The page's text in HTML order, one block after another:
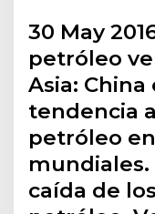
30 May
petróleo
Asia:
tendencia
petróleo
caída de